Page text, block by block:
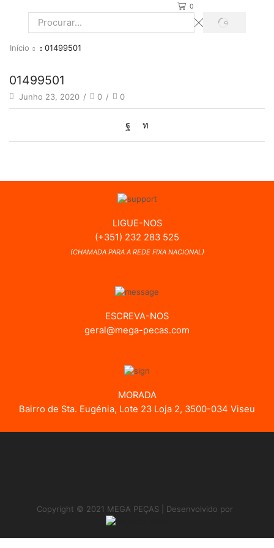
0
Search
PROCURAR
Início 01499501
01499501
Junho 23, 2020 / 0 / 0
LIGUE-NOS
(+351) 232 283 525
(CHAMADA PARA A REDE FIXA NACIONAL)
ESCREVA-NOS
geral@mega-pecas.com
MORADA
Bairro de Sta. Eugénia, Lote 23 Loja 2, 3500-034 Viseu
Copyright © 2021 MEGA PEÇAS | Desenvolvido por